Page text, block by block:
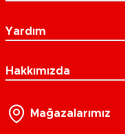
Yardım
Hakkımızda
Mağazalarımız